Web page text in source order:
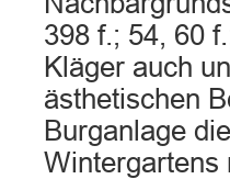
398 f.; 54, 60
Kläger auch
ästhetischen
Burganlage
Wintergartens